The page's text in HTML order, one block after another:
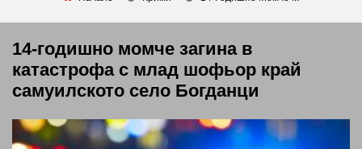
14-годишно момче загина в
катастрофа с млад шофьор край
самуилското село Богданци